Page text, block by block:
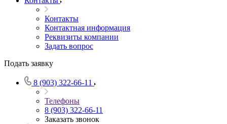
Контакты
Контактная информация
Реквизиты компании
Задать вопрос
Подать заявку
8 (903) 322-66-11
Телефоны
8 (903) 322-66-11
Заказать звонок